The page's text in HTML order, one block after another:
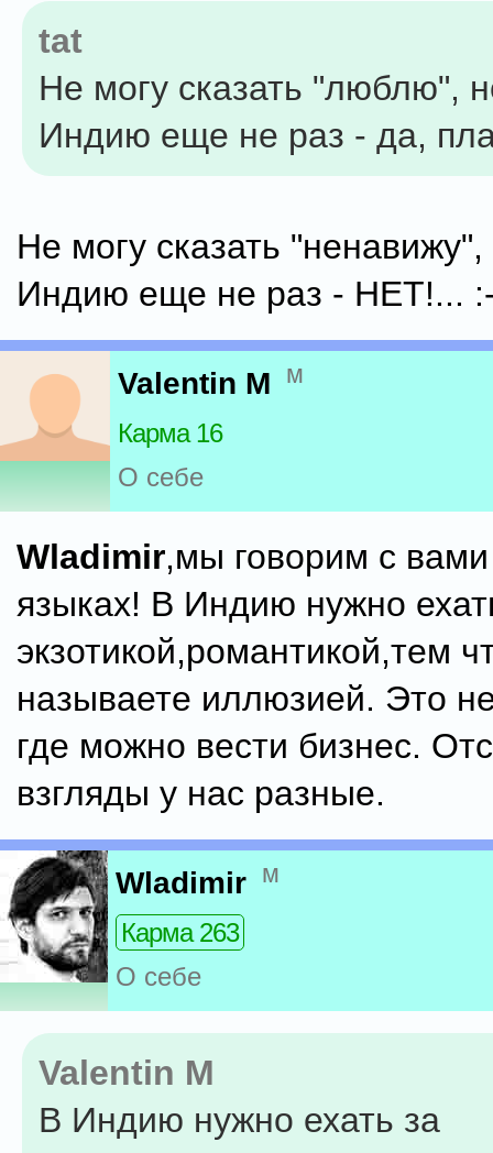
tat
Не могу сказать "люблю",
Индию еще не раз - да,
Не могу сказать
Индию еще не раз - НЕТ!...
Valentin M м
Карма 16
О себе
Wladimir,мы говорим с
языках! В Индию нужно
экзотикой,романтикой,тем
называете иллюзией. Это
где можно вести бизнес.
взгляды у нас разные.
Wladimir м
Карма 263
О себе
Valentin M
В Индию нужно ехать за